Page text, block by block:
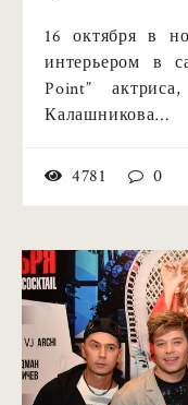
16 октября в
интерьером в
Point”
Калашникова…
4781 0